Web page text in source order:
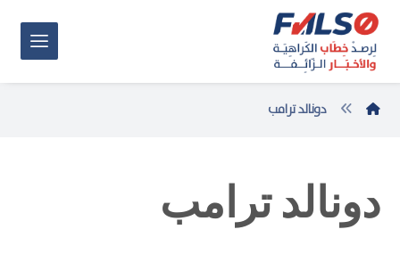
دونالد ترامب
دونالد ترامب